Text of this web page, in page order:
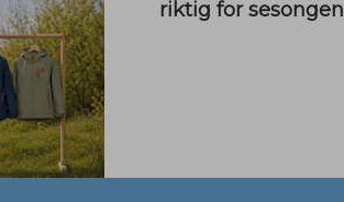
riktig for sesongen